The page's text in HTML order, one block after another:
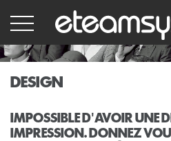
au
principal
DESIGN
IMPOSSIBLE D'AVOIR UNE
IMPRESSION. DONNEZ